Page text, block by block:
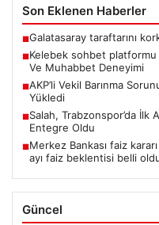
Son Eklenen Haberler
■Galatasaray taraftarını
■Kelebek sohbet
Ve Muhabbet Deneyimi
■AKP’li Vekil Barınma
Yükledi
■Salah, Trabzonspor’da İlk
Entegre Oldu
■Merkez Bankası faiz
ayı faiz beklentisi belli
Güncel